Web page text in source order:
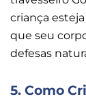
criança
que seu
defesas
5. Como